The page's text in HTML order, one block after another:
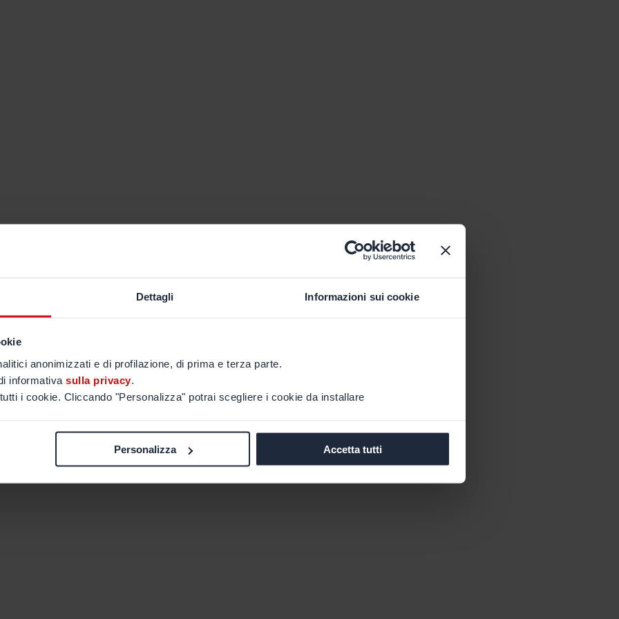
Dettagli Informazioni sui cookie
anonimizzati e di profilazione, di prima e terza parte.
informativa sulla privacy.
i cookie. Cliccando "Personalizza" potrai scegliere i cookie da installare
Personalizza Accetta tutti